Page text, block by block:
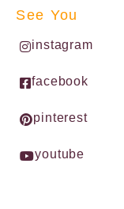
See You
instagram
facebook
pinterest
youtube